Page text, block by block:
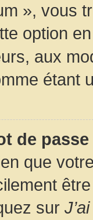
», vous
option
aux
étant
de
que
sur